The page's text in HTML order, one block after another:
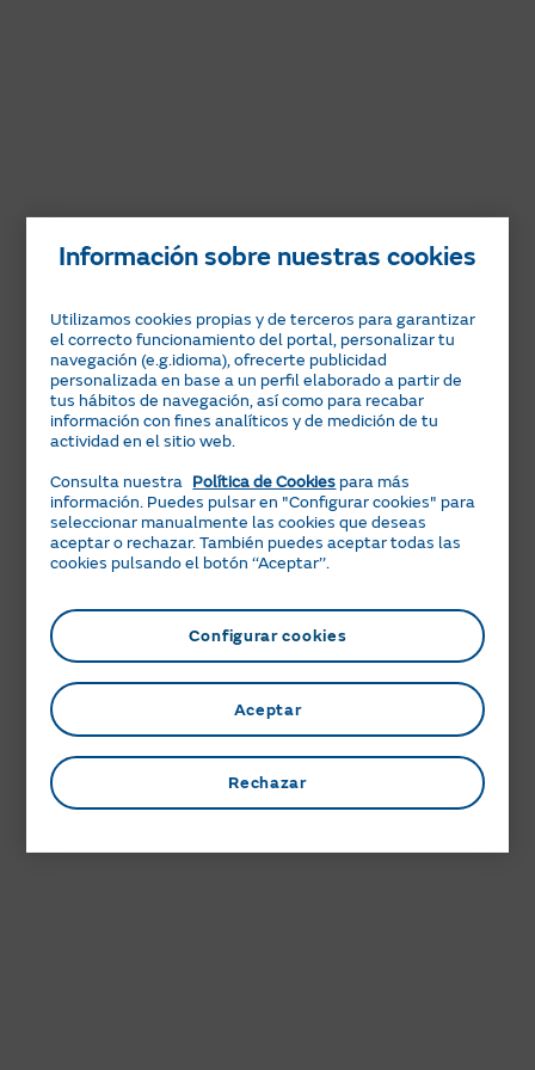
Información sobre nuestras cookies
Utilizamos cookies propias y de terceros para garantizar
el correcto funcionamiento del portal, personalizar tu
navegación (e.g.idioma), ofrecerte publicidad
personalizada en base a un perfil elaborado a partir de
tus hábitos de navegación, así como para recabar
información con fines analíticos y de medición de tu
actividad en el sitio web.
Consulta nuestra Política de Cookies para más
información. Puedes pulsar en "Configurar cookies" para
seleccionar manualmente las cookies que deseas
aceptar o rechazar. También puedes aceptar todas las
cookies pulsando el botón ‘‘Aceptar’’.
Configurar cookies
Rechazar
Aceptar